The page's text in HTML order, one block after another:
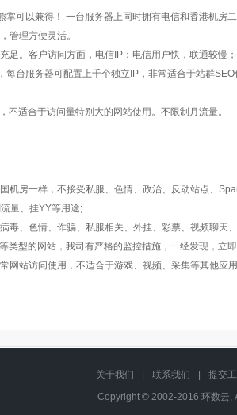
掌可以兼得！ 一台服务器上同时拥有电信和香港机房
管理方便灵活。
足。客户访问方面，电信IP：电信用户快，联通较慢
每台服务器可配置上千个独立IP，非常适合于站群
不适合于访问量特别大的网站使用。不限制月流量。
机房一样，不接受私服、色情、政治、反动站点、
量、挂YY等用途;
毒、色情、诈骗、私服相关、外挂、彩票、视频聊
类型的网站，我司有严格的监控措施，一经发现，立
网站访问使用，不适合于游戏、视频、采集等其他应
关于我们 联系我们
提交
Copyright © 2002-2016 环数云